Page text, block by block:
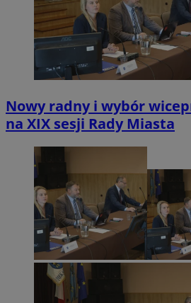
Nowy radny i wybór
na XIX sesji Rady Miasta